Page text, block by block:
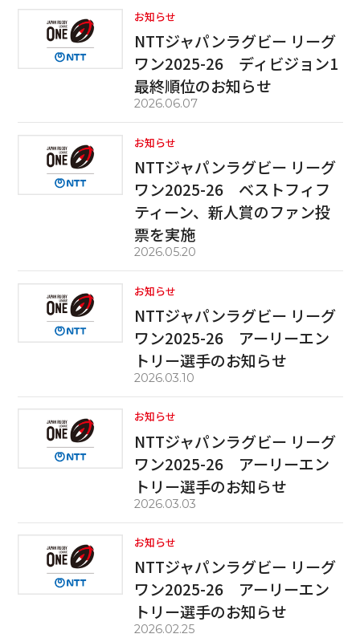
お知らせ
NTTジャパンラグビー リーグ
ワン2025-26 ディビジョン1
最終順位のお知らせ
2026.06.07
お知らせ
NTTジャパンラグビー リーグ
ワン2025-26 ベストフィフ
ティーン、新人賞のファン投
票を実施
2026.05.20
お知らせ
NTTジャパンラグビー リーグ
ワン2025-26 アーリーエン
トリー選手のお知らせ
2026.03.10
お知らせ
NTTジャパンラグビー リーグ
ワン2025-26 アーリーエン
トリー選手のお知らせ
2026.03.03
お知らせ
NTTジャパンラグビー リーグ
ワン2025-26 アーリーエン
トリー選手のお知らせ
2026.02.25